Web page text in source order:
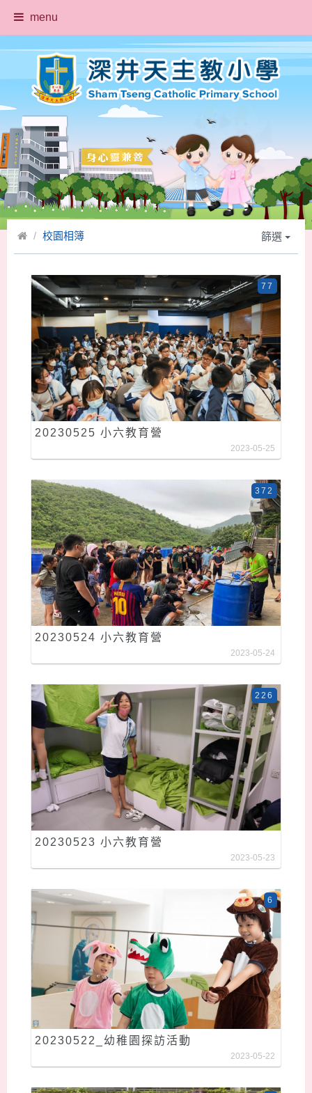
menu
校園相簿 篩選
20230525 小六教育營
77
2023-05-25
20230524 小六教育營
372
2023-05-24
20230523 小六教育營
226
2023-05-23
20230522_幼稚園探訪活動
6
2023-05-22